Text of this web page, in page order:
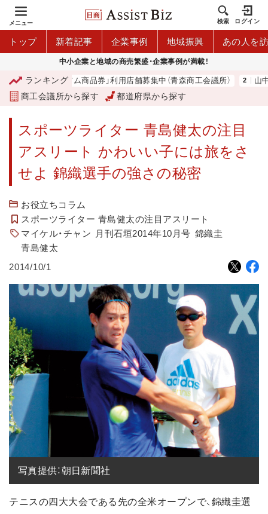
メニュー 検索 ログイン
トップ 新着記事 企業事例 地域振興 あの人を
中小企業と地域の商売繁盛・企業事例が満載！
ランキング
「青森市プレミアム商品券」利用店舗募集中（青森商工会議所） 山中
商工会議所から探す 都道府県から探す
スポーツライター 青島健太の注目
アスリート かわいい子には旅をさ
せよ 錦織選手の強さの秘密
お役立ちコラム
スポーツライター 青島健太の注目アスリート
マイケル・チャン
月刊石垣2014年10月号 錦織圭
青島健太
2014/10/1
写真提供：朝日新聞社
テニスの四大大会である先の全米オープンで、錦織圭選